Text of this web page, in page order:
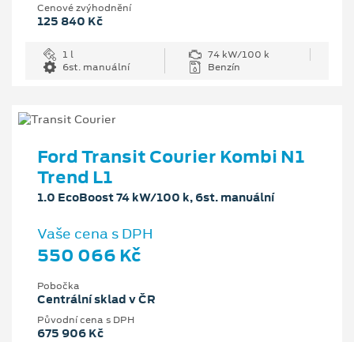
Cenové zvýhodnění
125 840 Kč
1 l
74 kW/100 k
6st. manuální
Benzín
Ford Transit Courier Kombi N1
Trend L1
1.0 EcoBoost 74 kW/100 k, 6st. manuální
Vaše cena s DPH
550 066 Kč
Pobočka
Centrální sklad v ČR
Původní cena s DPH
675 906 Kč